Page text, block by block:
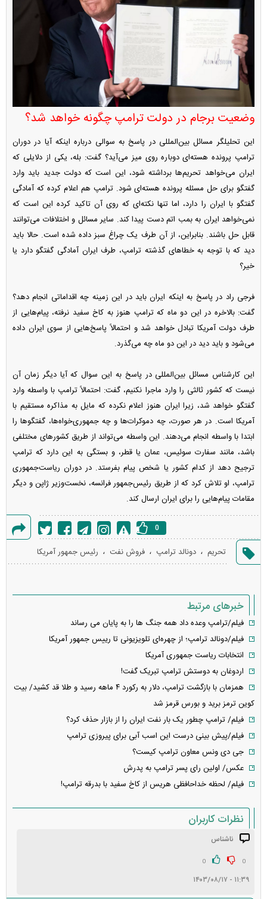
وضعیت برجام در دولت ترامپ چگونه خواهد شد؟
این تحلیلگر مسائل بین‌المللی در پاسخ به سوالی درباره اینکه آیا در دوران
ترامپ پرونده هسته‌ای دوباره روی میز می‌آید؟ گفت: بله، یکی از دلایلی که
ایران می‌خواهد تحریم‌ها برداشته شود، این است که دولت جدید باید وارد
گفتگو برای حل مسئله پرونده هسته‌ای شود. ترامپ هم اعلام کرده که آمادگی
گفتگو با ایران را دارد، اما تنها نکته‌ای که روی آن تاکید کرده این است که
نمی‌خواهد ایران به بمب اتم دست پیدا کند. سایر مسائل و اختلافات می‌توانند
قابل حل باشند. بنابراین، از آن طرف یک چراغ سبز داده شده است. حالا باید
دید که با توجه به خطا‌های گذشته ترامپ، طرف ایران آمادگی گفتگو دارد یا
خیر؟
فرجی راد در پاسخ به اینکه ایران باید در این زمینه چه اقداماتی انجام دهد؟
گفت: بالاخره در این دو ماه که ترامپ هنوز به کاخ سفید نرفته، پیام‌هایی از
طرف دولت آمریکا تبادل خواهد شد و احتمالاً پاسخ‌هایی از سوی ایران داده
می‌شود و باید دید در این دو ماه چه می‌گذرد.
این کارشناس مسائل بین‌المللی در پاسخ به این سوال که آیا دیگر زمان آن
نیست که کشور ثالثی را وارد ماجرا نکنیم، گفت: احتمالاً ترامپ با واسطه وارد
گفتگو خواهد شد، زیرا ایران هنوز اعلام نکرده که مایل به مذاکره مستقیم با
آمریکا است. در هر صورت، چه دموکرات‌ها و چه جمهوری‌خواه‌ها، گفتگو‌ها را
ابتدا با واسطه انجام می‌دهند. این واسطه می‌تواند از طریق کشور‌های مختلفی
باشد، مانند سفارت سوئیس، عمان یا قطر، و بستگی به این دارد که ترامپ
ترجیح دهد از کدام کشور یا شخص پیام بفرستد. در دوران ریاست‌جمهوری
ترامپ، او تلاش کرد که از طریق رئیس‌جمهور فرانسه، نخست‌وزیر ژاپن و دیگر
مقامات پیام‌هایی را برای ایران ارسال کند.
خطا
0
تحریم ، دونالد ترامپ ، فروش نفت ، رئیس جمهور آمریکا
خبرهای مرتبط
فیلم/ترامپ وعده داد همه جنگ ها را به پایان می رساند
فیلم/دونالد ترامپ؛ از چهره‌ای تلویزیونی تا رییس جمهور آمریکا
انتخابات ریاست جمهوری آمریکا
اردوغان به دوستش ترامپ تبریک گفت!
همزمان با بازگشت ترامپ، دلار به رکورد ۴ ماهه رسید و طلا قد کشید/ بیت
کوین ترمز برید و بورس قرمز شد
فیلم/ ترامپ چطور یک بار نفت ایران را از بازار حذف کرد؟
فیلم/پیش بینی درست این اسب آبی برای پیروزی ترامپ
جی دی ونس معاون ترامپ کیست؟
عکس/ اولین رای پسر ترامپ به پدرش
فیلم/ لحظه خداحافظی هریس از کاخ سفید با بدرقه ترامپ!
نظرات کاربران
ناشناس
0
0
۱۱:۳۹ - ۱۴۰۳/۰۸/۱۷